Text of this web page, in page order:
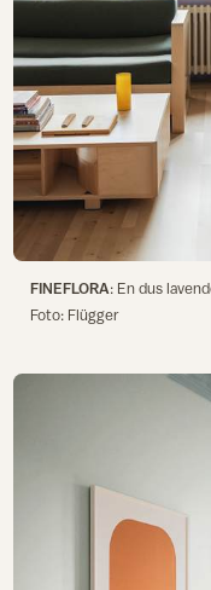
FINEFLORA: En dus
Foto: Flügger